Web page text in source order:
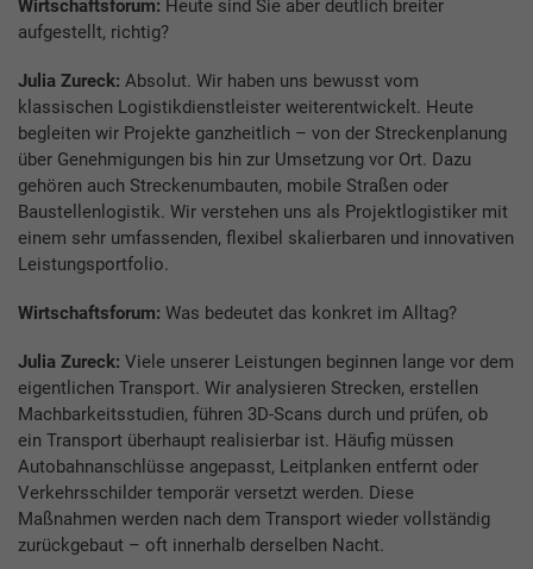
Wirtschaftsforum: Heute sind Sie aber deutlich breiter
aufgestellt, richtig?
Julia Zureck: Absolut. Wir haben uns bewusst vom
klassischen Logistikdienstleister weiterentwickelt. Heute
begleiten wir Projekte ganzheitlich – von der Streckenplanung
über Genehmigungen bis hin zur Umsetzung vor Ort. Dazu
gehören auch Streckenumbauten, mobile Straßen oder
Baustellenlogistik. Wir verstehen uns als Projektlogistiker mit
einem sehr umfassenden, flexibel skalierbaren und innovativen
Leistungsportfolio.
Wirtschaftsforum: Was bedeutet das konkret im Alltag?
Julia Zureck: Viele unserer Leistungen beginnen lange vor dem
eigentlichen Transport. Wir analysieren Strecken, erstellen
Machbarkeitsstudien, führen 3D-Scans durch und prüfen, ob
ein Transport überhaupt realisierbar ist. Häufig müssen
Autobahnanschlüsse angepasst, Leitplanken entfernt oder
Verkehrsschilder temporär versetzt werden. Diese
Maßnahmen werden nach dem Transport wieder vollständig
zurückgebaut – oft innerhalb derselben Nacht.